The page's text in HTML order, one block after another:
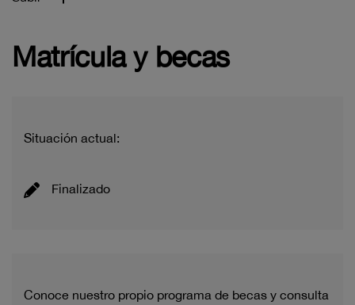
Matrícula y becas
Situación actual:
Finalizado
Conoce nuestro propio programa de becas y consulta